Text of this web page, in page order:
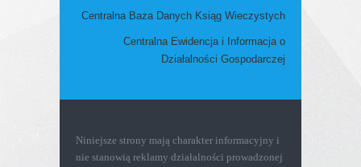
Centralna Baza Danych Ksiąg Wieczystych
Centralna Ewidencja i Informacja o
Działalności Gospodarczej
Niniejsze strony mają charakter informacyjny i
nie stanowią reklamy działalności prowadzonej